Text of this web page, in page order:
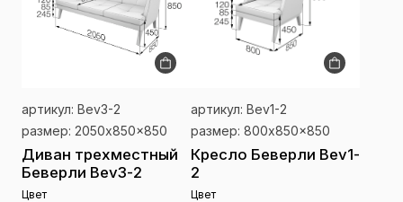
артикул: Bev3-2
размер: 2050x850x850
Диван трехместный
Беверли Bev3-2
Цвет
артикул: Bev1-2
размер: 800x850x850
Кресло Беверли Bev1-
2
Цвет